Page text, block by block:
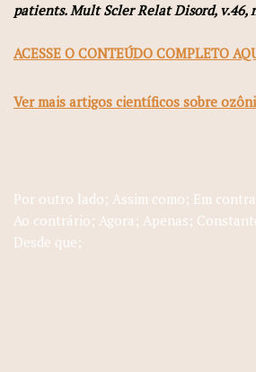
patients. Mult Scler Relat Disord, v.46,
ACESSE O CONTEÚDO COMPLETO
Ver mais artigos científicos sobre
Por outro lado; Assim como; Em
Ao contrário; Agora; Apenas;
Desde que;